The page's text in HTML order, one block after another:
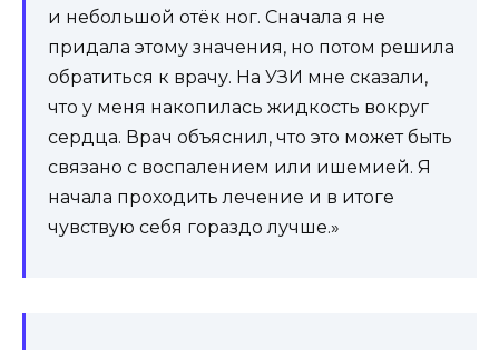
и небольшой отёк ног. Сначала я не
придала этому значения, но потом решила
обратиться к врачу. На УЗИ мне сказали,
что у меня накопилась жидкость вокруг
сердца. Врач объяснил, что это может быть
связано с воспалением или ишемией. Я
начала проходить лечение и в итоге
чувствую себя гораздо лучше.»